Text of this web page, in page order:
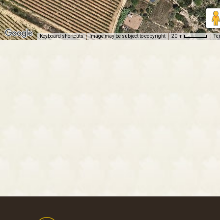
Keyboard shortcuts Image may be subject to copyright 20 m